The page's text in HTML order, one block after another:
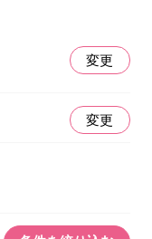
変更
変更